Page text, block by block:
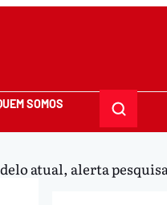
SOMOS
atual, alerta